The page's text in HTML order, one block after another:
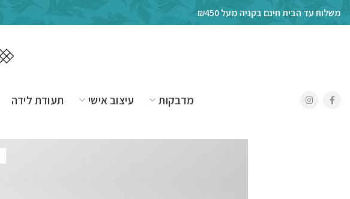
משלוח עד הבית חינם בקניה מעל ₪450
מדבקות עיצוב אישי תעודת לידה